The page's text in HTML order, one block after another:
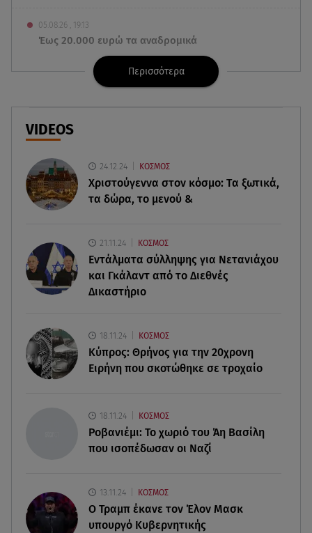
05.08.26 , 19:13
Έως 20.000 ευρώ τα αναδρομικά
συντάξεων ΕΦΚΑ
BMW και MINI: Διακοπές με ηλεκτρικά αυτοκίνητα
05.08.26 , 19:00
Λονδίνο: Γυναίκα επιτέθηκε και τραυμάτισε με
ψαλίδι 4 άνδρες
05.08.26 , 18:57
05.08.26 , 18:45
Ηλεκτρική διασύνδεση Ελλάδας – Κύπρου: Η
γαλλική Meridiam μπήκε στον GSI
05.08.26 , 18:22
Λένα Παπαληγούρα - Η εξομολόγηση για τον
πατέρα της: «Μου λείπει πάρα πολύ»
Νοσοκομείο Κορίνθου: Έπεσε τμήμα
ψευδοροφής στα ανακαινισμένα ΤΕΠ
Περισσότερα
VIDEOS
24.12.24 ΚΟΣΜΟΣ
Χριστούγεννα στον κόσμο: Tα ξωτικά,
τα δώρα, το μενού &
21.11.24 ΚΟΣΜΟΣ
Εντάλματα σύλληψης για Νετανιάχου
και Γκάλαντ από το Διεθνές
Δικαστήριο
18.11.24 ΚΟΣΜΟΣ
Κύπρος: Θρήνος για την 20χρονη
Ειρήνη που σκοτώθηκε σε τροχαίο
18.11.24 ΚΟΣΜΟΣ
Ροβανιέμι: Το χωριό του Άη Βασίλη
που ισοπέδωσαν οι Ναζί
13.11.24 ΚΟΣΜΟΣ
O Τραμπ έκανε τον Έλον Μασκ
υπουργό Κυβερνητικής